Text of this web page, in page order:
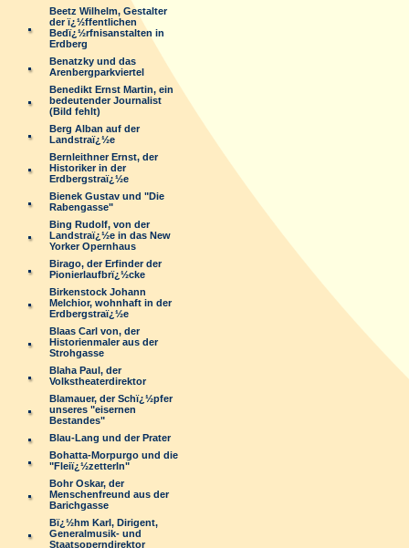
Beetz Wilhelm, Gestalter
der ï¿½ffentlichen
Bedï¿½rfnisanstalten in
Erdberg
Benatzky und das
Arenbergparkviertel
Benedikt Ernst Martin, ein
bedeutender Journalist
(Bild fehlt)
Berg Alban auf der
Landstraï¿½e
Bernleithner Ernst, der
Historiker in der
Erdbergstraï¿½e
Bienek Gustav und "Die
Rabengasse"
Bing Rudolf, von der
Landstraï¿½e in das New
Yorker Opernhaus
Birago, der Erfinder der
Pionierlaufbrï¿½cke
Birkenstock Johann
Melchior, wohnhaft in der
Erdbergstraï¿½e
Blaas Carl von, der
Historienmaler aus der
Strohgasse
Blaha Paul, der
Volkstheaterdirektor
Blamauer, der Schï¿½pfer
unseres "eisernen
Bestandes"
Blau-Lang und der Prater
Bohatta-Morpurgo und die
"Fleiï¿½zetterln"
Bohr Oskar, der
Menschenfreund aus der
Barichgasse
Bï¿½hm Karl, Dirigent,
Generalmusik- und
Staatsoperndirektor